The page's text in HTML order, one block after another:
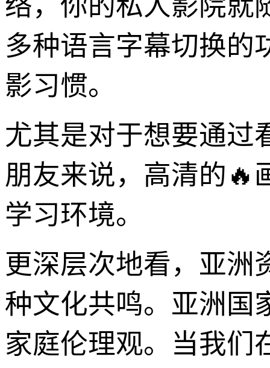
络，你的私人影院就
多种语言字幕切换的
影习惯。
尤其是对于想要通过
朋友来说，高清的🔥
学习环境。
更深层次地看，亚洲
种文化共鸣。亚洲国
家庭伦理观。当我们